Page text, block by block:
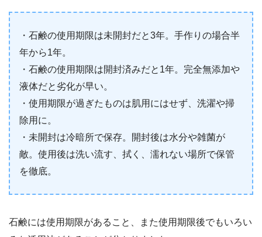
・石鹸の使用期限は未開封だと3年。手作りの場合半
年から1年。
・石鹸の使用期限は開封済みだと1年。完全無添加や
液体だと劣化が早い。
・使用期限が過ぎたものは肌用にはせず、洗濯や掃
除用に。
・未開封は冷暗所で保存。開封後は水分や雑菌が
敵。使用後は洗い流す、拭く、濡れない場所で保管
を徹底。
石鹸には使用期限があること、また使用期限後でもいろい